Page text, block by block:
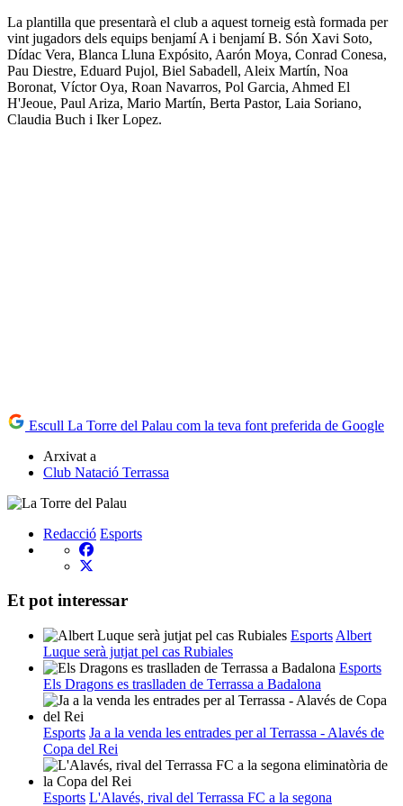
La plantilla que presentarà el club a aquest torneig està formada per
vint jugadors dels equips benjamí A i benjamí B. Són Xavi Soto,
Dídac Vera, Blanca Lluna Expósito, Aarón Moya, Conrad Conesa,
Pau Diestre, Eduard Pujol, Biel Sabadell, Aleix Martín, Noa
Boronat, Víctor Oya, Roan Navarros, Pol Garcia, Ahmed El
H'Jeoue, Paul Ariza, Mario Martín, Berta Pastor, Laia Soriano,
Claudia Buch i Iker Lopez.
Escull La Torre del Palau com la teva font preferida de Google
Arxivat a
Club Natació Terrassa
Redacció Esports
Et pot interessar
Esports Albert
Luque serà jutjat pel cas Rubiales
Esports
Els Dragons es traslladen de Terrassa a Badalona
Esports Ja a la venda les entrades per al Terrassa - Alavés de
Copa del Rei
Esports L'Alavés, rival del Terrassa FC a la segona